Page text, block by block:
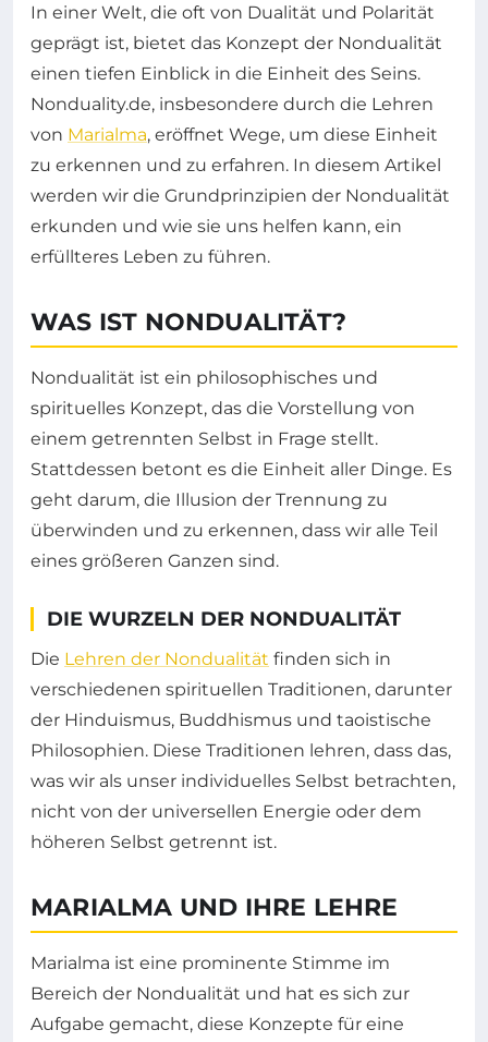
In einer Welt, die oft von Dualität und Polarität
geprägt ist, bietet das Konzept der Nondualität
einen tiefen Einblick in die Einheit des Seins.
Nonduality.de, insbesondere durch die Lehren
von Marialma, eröffnet Wege, um diese Einheit
zu erkennen und zu erfahren. In diesem Artikel
werden wir die Grundprinzipien der Nondualität
erkunden und wie sie uns helfen kann, ein
erfüllteres Leben zu führen.
WAS IST NONDUALITÄT?
Nondualität ist ein philosophisches und
spirituelles Konzept, das die Vorstellung von
einem getrennten Selbst in Frage stellt.
Stattdessen betont es die Einheit aller Dinge. Es
geht darum, die Illusion der Trennung zu
überwinden und zu erkennen, dass wir alle Teil
eines größeren Ganzen sind.
DIE WURZELN DER NONDUALITÄT
Die Lehren der Nondualität finden sich in
verschiedenen spirituellen Traditionen, darunter
der Hinduismus, Buddhismus und taoistische
Philosophien. Diese Traditionen lehren, dass das,
was wir als unser individuelles Selbst betrachten,
nicht von der universellen Energie oder dem
höheren Selbst getrennt ist.
MARIALMA UND IHRE LEHRE
Marialma ist eine prominente Stimme im
Bereich der Nondualität und hat es sich zur
Aufgabe gemacht, diese Konzepte für eine